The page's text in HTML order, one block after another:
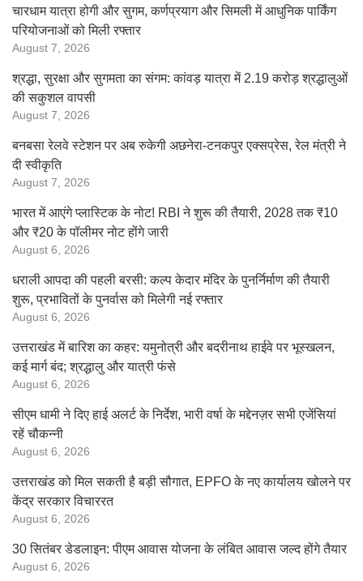
चारधाम यात्रा होगी और सुगम, कर्णप्रयाग और सिमली में आधुनिक पार्किंग
परियोजनाओं को मिली रफ्तार
August 7, 2026
श्रद्धा, सुरक्षा और सुगमता का संगम: कांवड़ यात्रा में 2.19 करोड़ श्रद्धालुओं
की सकुशल वापसी
August 7, 2026
बनबसा रेलवे स्टेशन पर अब रुकेगी अछनेरा-टनकपुर एक्सप्रेस, रेल मंत्री ने
दी स्वीकृति
August 7, 2026
भारत में आएंगे प्लास्टिक के नोट! RBI ने शुरू की तैयारी, 2028 तक ₹10
और ₹20 के पॉलीमर नोट होंगे जारी
August 6, 2026
धराली आपदा की पहली बरसी: कल्प केदार मंदिर के पुनर्निर्माण की तैयारी
शुरू, प्रभावितों के पुनर्वास को मिलेगी नई रफ्तार
August 6, 2026
उत्तराखंड में बारिश का कहर: यमुनोत्री और बदरीनाथ हाईवे पर भूस्खलन,
कई मार्ग बंद; श्रद्धालु और यात्री फंसे
August 6, 2026
सीएम धामी ने दिए हाई अलर्ट के निर्देश, भारी वर्षा के मद्देनज़र सभी एजेंसियां
रहें चौकन्नी
August 6, 2026
उत्तराखंड को मिल सकती है बड़ी सौगात, EPFO के नए कार्यालय खोलने पर
केंद्र सरकार विचाररत
August 6, 2026
30 सितंबर डेडलाइन: पीएम आवास योजना के लंबित आवास जल्द होंगे तैयार
August 6, 2026